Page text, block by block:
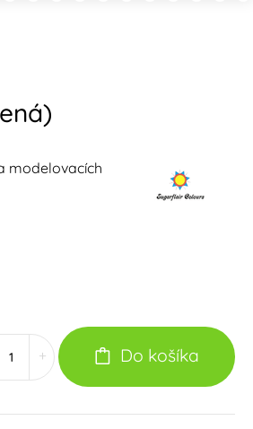
modelovacích
+ Do košíka